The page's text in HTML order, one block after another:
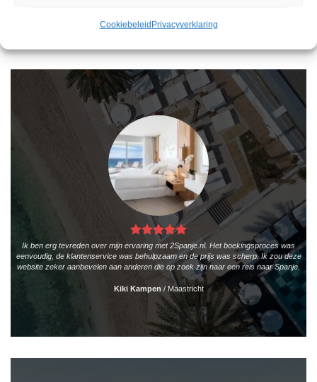
CookiebeleidPrivacyverklaring
Ik ben erg tevreden over mijn ervaring met 2Spanje.nl. Het boekingsproces was
eenvoudig, de klantenservice was behulpzaam en de prijs was scherp. Ik zou deze
website zeker aanbevelen aan anderen die op zoek zijn naar een reis naar Spanje.
Kiki Kampen /Maastricht